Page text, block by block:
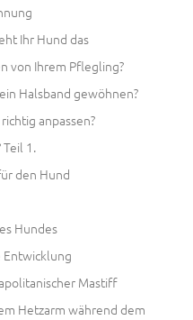
Ihr Hund das
von Ihrem Pflegling?
Halsband gewöhnen?
anpassen?
1.
den Hund
Hundes
Entwicklung
Mastiff
Hetzarm während dem